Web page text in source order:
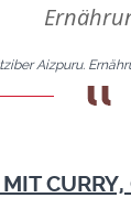
Aizpuru.